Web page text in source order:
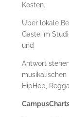
Kosten.
Über lokale
Gäste im
und
Antwort
musikalischen
HipHop,